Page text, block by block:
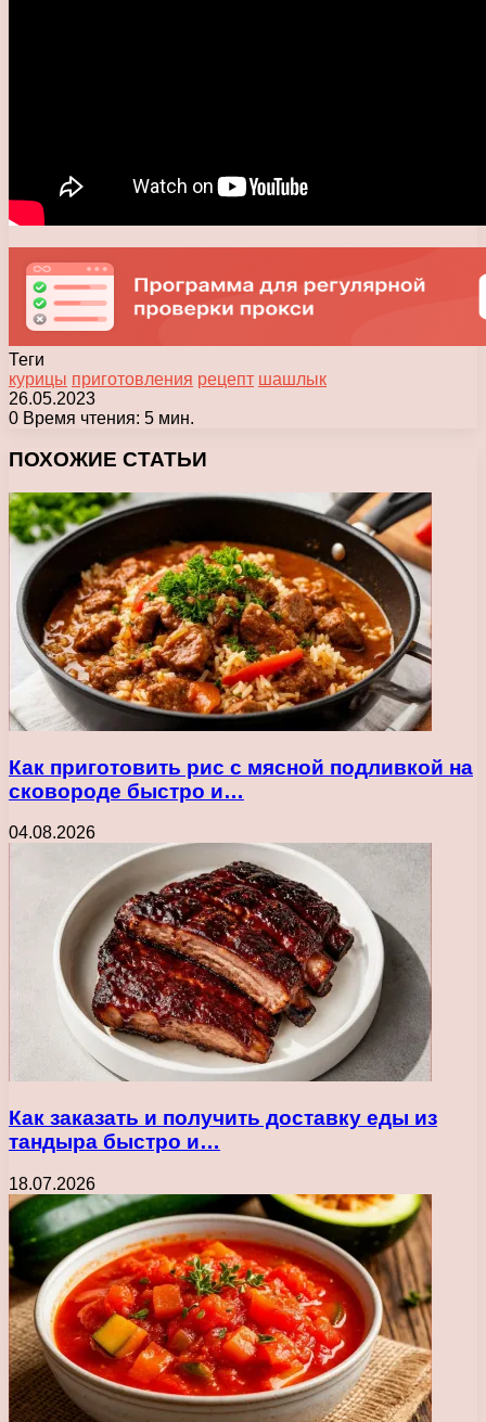
Теги
курицы приготовления рецепт шашлык
26.05.2023
0 Время чтения: 5 мин.
ПОХОЖИЕ СТАТЬИ
Как приготовить рис с мясной подливкой на
сковороде быстро и…
04.08.2026
Как заказать и получить доставку еды из
тандыра быстро и…
18.07.2026